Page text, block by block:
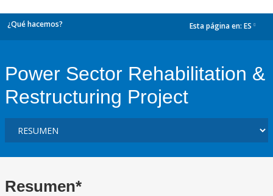
¿Qué hacemos? Esta página en: ES
Power Sector Rehabilitation &
Restructuring Project
Resumen*